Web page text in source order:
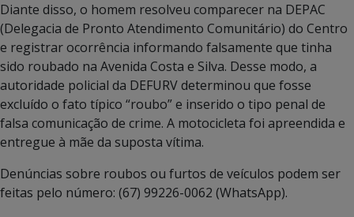
Diante disso, o homem resolveu comparecer na DEPAC
(Delegacia de Pronto Atendimento Comunitário) do Centro
e registrar ocorrência informando falsamente que tinha
sido roubado na Avenida Costa e Silva. Desse modo, a
autoridade policial da DEFURV determinou que fosse
excluído o fato típico “roubo” e inserido o tipo penal de
falsa comunicação de crime. A motocicleta foi apreendida e
entregue à mãe da suposta vítima.
Denúncias sobre roubos ou furtos de veículos podem ser
feitas pelo número: (67) 99226-0062 (WhatsApp).